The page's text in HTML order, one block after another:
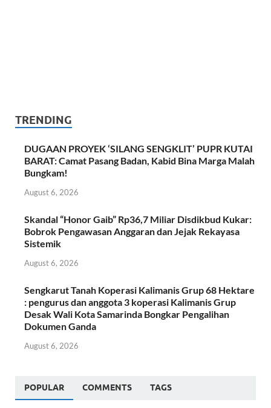
TRENDING
DUGAAN PROYEK ‘SILANG SENGKLIT’ PUPR KUTAI
BARAT: Camat Pasang Badan, Kabid Bina Marga Malah
Bungkam!
August 6, 2026
Skandal “Honor Gaib” Rp36,7 Miliar Disdikbud Kukar:
Bobrok Pengawasan Anggaran dan Jejak Rekayasa
Sistemik
August 6, 2026
Sengkarut Tanah Koperasi Kalimanis Grup 68 Hektare
: pengurus dan anggota 3 koperasi Kalimanis Grup
Desak Wali Kota Samarinda Bongkar Pengalihan
Dokumen Ganda
August 6, 2026
POPULAR COMMENTS TAGS